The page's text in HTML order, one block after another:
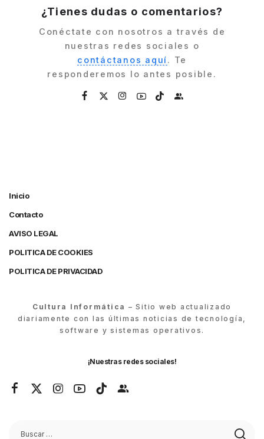
¿Tienes dudas o comentarios?
Conéctate con nosotros a través de
nuestras redes sociales o
contáctanos aquí. Te
responderemos lo antes posible.
Inicio
Contacto
AVISO LEGAL
POLITICA DE COOKIES
POLITICA DE PRIVACIDAD
Cultura Informática – Sitio web actualizado
diariamente con las últimas noticias de tecnología,
software y sistemas operativos.
¡Nuestras redes sociales!